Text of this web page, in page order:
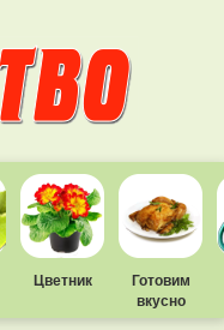
Цветник
Готовим
вкусно